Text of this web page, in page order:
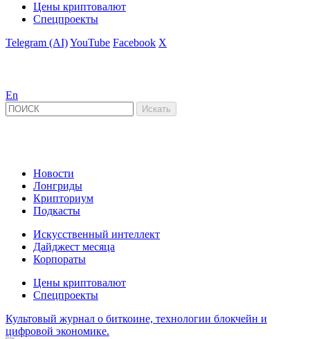
Цены криптовалют
Спецпроекты
Telegram (AI)YouTube Facebook X
En
Новости
Лонгриды
Крипториум
Подкасты
Искусственный интеллект
Дайджест месяца
Корпораты
Цены криптовалют
Спецпроекты
Культовый журнал о биткоине, технологии блокчейн и
цифровой экономике.